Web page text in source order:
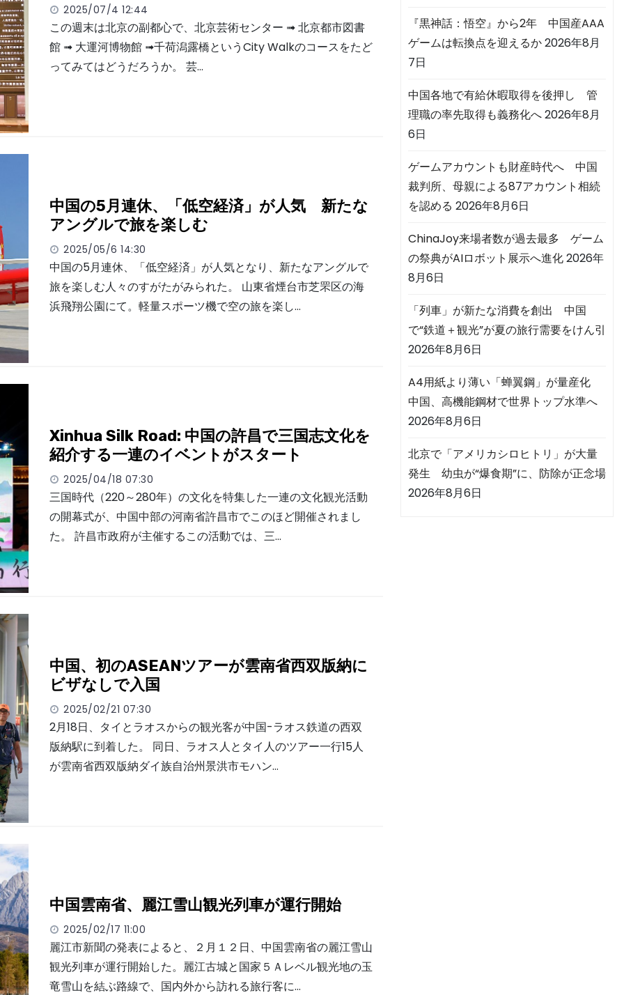
2025/07/4 12:44
この週末は北京の副都心で、北京芸術センター ➟ 北京都市図書
館 ➟ 大運河博物館 ➟千荷潟露橋というCity Walkのコースをたど
ってみてはどうだろうか。 芸…
中国の5月連休、「低空経済」が人気 新たな
アングルで旅を楽しむ
2025/05/6 14:30
中国の5月連休、「低空経済」が人気となり、新たなアングルで
旅を楽しむ人々のすがたがみられた。 山東省煙台市芝罘区の海
浜飛翔公園にて。軽量スポーツ機で空の旅を楽し…
Xinhua Silk Road: 中国の許昌で三国志文化を
紹介する一連のイベントがスタート
2025/04/18 07:30
三国時代（220～280年）の文化を特集した一連の文化観光活動
の開幕式が、中国中部の河南省許昌市でこのほど開催されまし
た。 許昌市政府が主催するこの活動では、三…
中国、初のASEANツアーが雲南省西双版納に
ビザなしで入国
2025/02/21 07:30
2月18日、タイとラオスからの観光客が中国-ラオス鉄道の西双
版納駅に到着した。 同日、ラオス人とタイ人のツアー一行15人
が雲南省西双版納ダイ族自治州景洪市モハン…
中国雲南省、麗江雪山観光列車が運行開始
2025/02/17 11:00
麗江市新聞の発表によると、２月１２日、中国雲南省の麗江雪山
観光列車が運行開始した。麗江古城と国家５Ａレベル観光地の玉
竜雪山を結ぶ路線で、国内外から訪れる旅行客に…
『黒神話：悟空』から2年 中国産AAA
ゲームは転換点を迎えるか2026年8月
7日
中国各地で有給休暇取得を後押し 管
理職の率先取得も義務化へ2026年8月
6日
ゲームアカウントも財産時代へ 中国
裁判所、母親による87アカウント相続
を認める 2026年8月6日
ChinaJoy来場者数が過去最多 ゲーム
の祭典がAIロボット展示へ進化2026年
8月6日
「列車」が新たな消費を創出 中国
で“鉄道＋観光”が夏の旅行需要をけん引
2026年8月6日
A4用紙より薄い「蝉翼鋼」が量産化
中国、高機能鋼材で世界トップ水準へ
2026年8月6日
北京で「アメリカシロヒトリ」が大量
発生 幼虫が“爆食期”に、防除が正念場
2026年8月6日